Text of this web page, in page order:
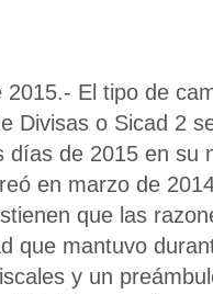
El tipo de
Divisas o Sicad 2
días de 2015 en su
en marzo de
que las
que mantuvo
y un